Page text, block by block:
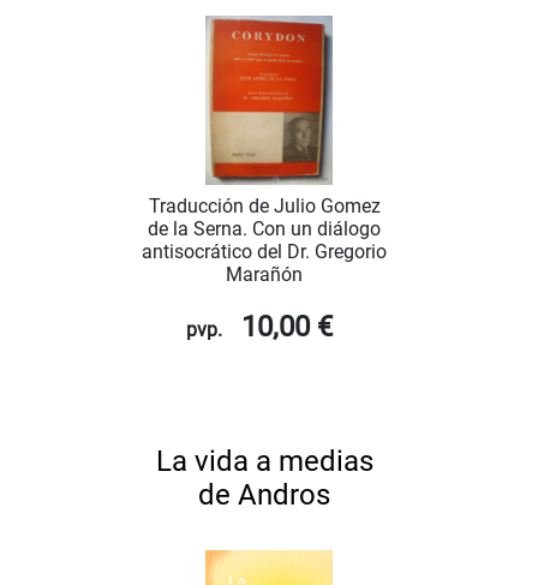
Traducción de Julio Gomez
de la Serna. Con un diálogo
antisocrático del Dr. Gregorio
Marañón
pvp. 10,00 €
La vida a medias
de Andros